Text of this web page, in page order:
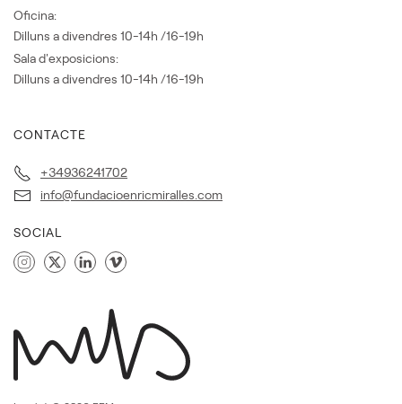
Oficina:
Dilluns a divendres 10-14h /16-19h
Sala d'exposicions:
Dilluns a divendres 10-14h /16-19h
CONTACTE
+34936241702
info@fundacioenricmiralles.com
SOCIAL